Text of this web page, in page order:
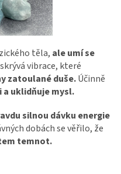
těla, ale umí se
skrývá vibrace, které
zatoulané duše.Účinně
uklidňuje mysl.
silnou dávku energie
dobách se věřilo, že
temnot.